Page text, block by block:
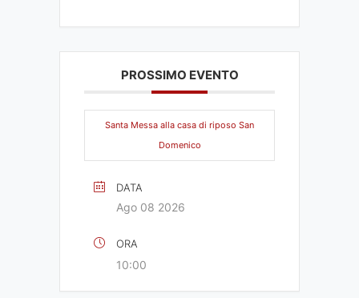
PROSSIMO EVENTO
Santa Messa alla casa di riposo San
Domenico
DATA
Ago 08 2026
ORA
10:00